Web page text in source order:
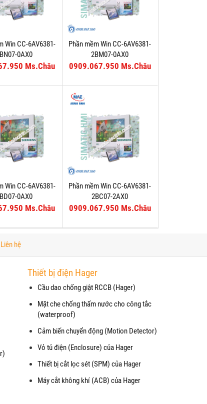
Win CC-6AV6381-
0AX0
Ms.Châu
Phần mềm Win CC-6AV6381-
2BM07-0AX0
0909.067.950 Ms.Châu
Win CC-6AV6381-
0AX0
Ms.Châu
Phần mềm Win CC-6AV6381-
2BC07-2AX0
0909.067.950 Ms.Châu
Liên hệ
Thiết bị điện Hager
Cầu dao chống giật RCCB (Hager)
Mặt che chống thấm nước cho công tắc
(waterproof)
Cảm biến chuyển động (Motion Detector)
Vỏ tủ điện (Enclosure) của Hager
Thiết bị cắt lọc sét (SPM) của Hager
Máy cắt không khí (ACB) của Hager